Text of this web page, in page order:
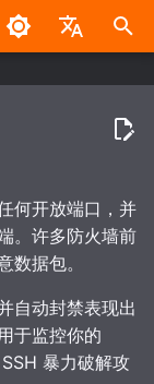
HTTP 服务器
2
何开放端口，并
。许多防火墙前
数据包。
自动封禁表现出
于监控你的
暴力破解攻